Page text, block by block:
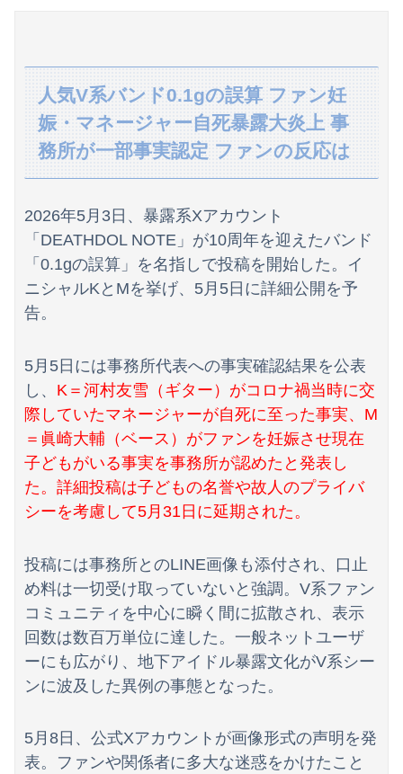
大学のボッチ女に話かけたらこうなるwww
海外「全部日本の真似だったのか…」 日本の普通のテレビ番組が最新SNSの数十年先を行っていたと話題に
【画像】前田敦子さん、脚が長すぎるｗｗｗｗｗｗｗ 【Pickup07091615】
【画像】元モデルのTBS新人アナさん、プリケツ
富士登山ツアー中に64歳男性死亡 8合目付近で意識失う
転校生と仲良くなってその子の家に遊びに行ったら私が小さい頃に撮った写真があった
西山朋佳女流三冠、女性初の棋士資格懸かる白玲戦「今まで通りに」
人気V系バンド0.1gの誤算 ファン妊
娠・マネージャー自死暴露大炎上 事
務所が一部事実認定 ファンの反応は
2026年5月3日、暴露系Xアカウント
「DEATHDOL NOTE」が10周年を迎えたバンド
「0.1gの誤算」を名指しで投稿を開始した。イ
ニシャルKとMを挙げ、5月5日に詳細公開を予
告。
5月5日には事務所代表への事実確認結果を公表
し、 K＝河村友雪（ギター）がコロナ禍当時に交
際していたマネージャーが自死に至った事実、M
＝眞崎大輔（ベース）がファンを妊娠させ現在
子どもがいる事実を事務所が認めたと発表し
た。詳細投稿は子どもの名誉や故人のプライバ
シーを考慮して5月31日に延期された。
投稿には事務所とのLINE画像も添付され、口止
め料は一切受け取っていないと強調。V系ファン
コミュニティを中心に瞬く間に拡散され、表示
回数は数百万単位に達した。一般ネットユーザ
ーにも広がり、地下アイドル暴露文化がV系シー
ンに波及した異例の事態となった。
5月8日、公式Xアカウントが画像形式の声明を発
表。ファンや関係者に多大な迷惑をかけたこと